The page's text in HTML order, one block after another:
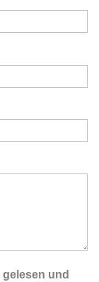
gelesen und